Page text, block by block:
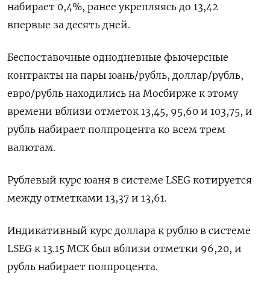
набирает 0,4%, ранее укрепляясь до 13,42
впервые за десять дней.
Беспоставочные однодневные фьючерсные
контракты на пары юань/рубль, доллар/рубль,
евро/рубль находились на Мосбирже к этому
времени вблизи отметок 13,45, 95,60 и 103,75, и
рубль набирает полпроцента ко всем трем
валютам.
Рублевый курс юаня в системе LSEG котируется
между отметками 13,37 и 13,61.
Индикативный курс доллара к рублю в системе
LSEG к 13.15 МСК был вблизи отметки 96,20, и
рубль набирает полпроцента.